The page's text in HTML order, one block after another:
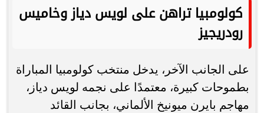
كولومبيا تراهن على لويس دياز وخاميس
رودريجيز
على الجانب الآخر، يدخل منتخب كولومبيا المباراة
بطموحات كبيرة، معتمدًا على نجمه لويس دياز،
مهاجم بايرن ميونيخ الألماني، بجانب القائد